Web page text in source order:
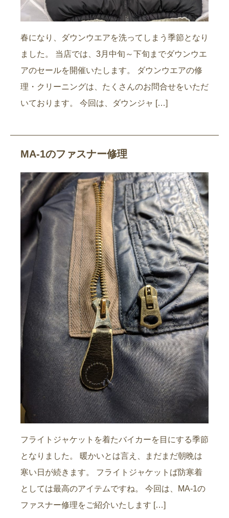
春になり、ダウンウエアを洗ってしまう季節となり
ました。 当店では、3月中旬～下旬までダウンウエ
アのセールを開催いたします。 ダウンウエアの修
理・クリーニングは、たくさんのお問合せをいただ
いております。 今回は、ダウンジャ […]
MA-1のファスナー修理
フライトジャケットを着たバイカーを目にする季節
となりました。 暖かいとは言え、まだまだ朝晩は
寒い日が続きます。 フライトジャケットば防寒着
としては最高のアイテムですね。 今回は、MA-1の
ファスナー修理をご紹介いたします […]